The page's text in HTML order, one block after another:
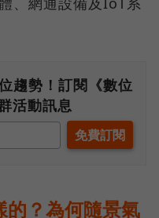
趨勢！訂閱《數位
活動訊息
的？為何隨景氣